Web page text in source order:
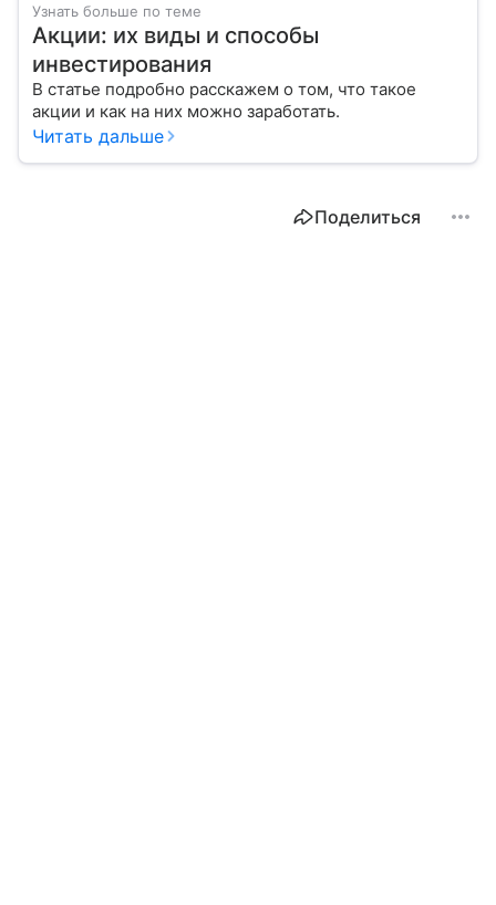
Узнать больше по теме
Акции: их виды и способы
инвестирования
В статье подробно расскажем о том, что такое
акции и как на них можно заработать.
Читать дальше
Поделиться